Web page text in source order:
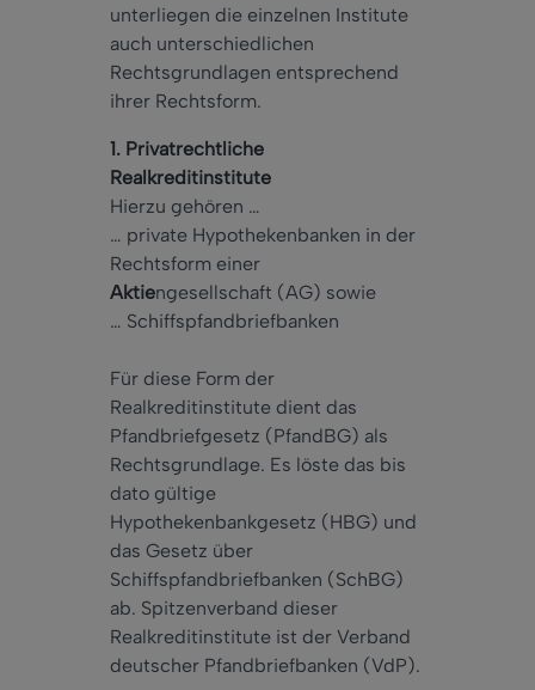
unterliegen die einzelnen Institute
auch unterschiedlichen
Rechtsgrundlagen entsprechend
ihrer Rechtsform.
1. Privatrechtliche
Realkreditinstitute
Hierzu gehören …
… private Hypothekenbanken in der
Rechtsform einer
Aktiengesellschaft (AG) sowie
… Schiffspfandbriefbanken
Für diese Form der
Realkreditinstitute dient das
Pfandbriefgesetz (PfandBG) als
Rechtsgrundlage. Es löste das bis
dato gültige
Hypothekenbankgesetz (HBG) und
das Gesetz über
Schiffspfandbriefbanken (SchBG)
ab. Spitzenverband dieser
Realkreditinstitute ist der Verband
deutscher Pfandbriefbanken (VdP).